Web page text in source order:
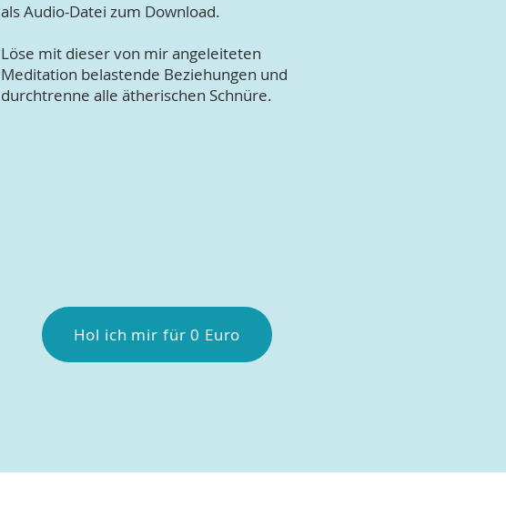
als Audio-Datei zum Download.
Löse mit dieser von mir angeleiteten
Meditation belastende Beziehungen und
durchtrenne alle ätherischen Schnüre.
Hol ich mir für 0 Euro